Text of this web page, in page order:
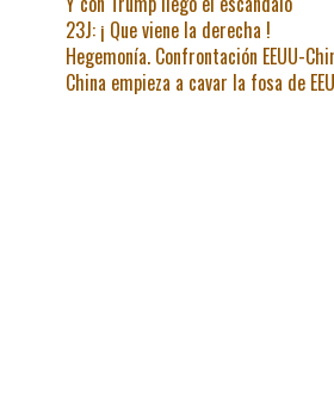
23J: ¡ Que viene la derecha !
Hegemonía. Confrontación EEUU-
China empieza a cavar la fosa de